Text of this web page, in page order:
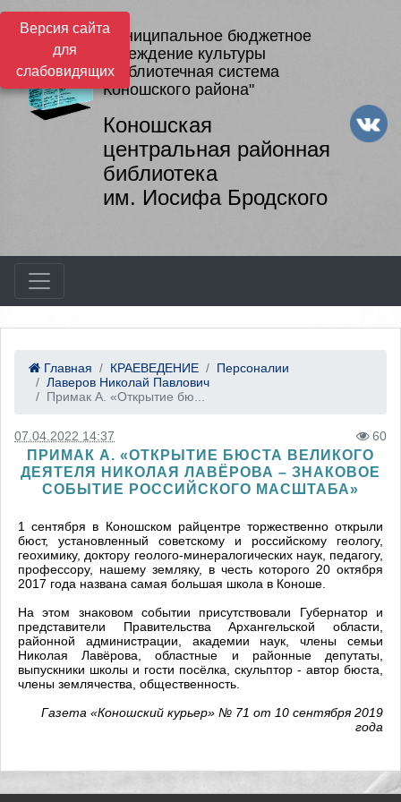
Версия сайта
для
слабовидящих
Муниципальное бюджетное
учреждение культуры
"Библиотечная система
Коношского района"
Коношская
центральная районная
библиотека
им. Иосифа Бродского
Главная КРАЕВЕДЕНИЕ
Персоналии
Лаверов Николай Павлович
Примак А. «Открытие бю...
07.04.2022 14:37 60
ПРИМАК А. «ОТКРЫТИЕ БЮСТА ВЕЛИКОГО
ДЕЯТЕЛЯ НИКОЛАЯ ЛАВЁРОВА – ЗНАКОВОЕ
СОБЫТИЕ РОССИЙСКОГО МАСШТАБА»
1 сентября в Коношском райцентре торжественно открыли
бюст, установленный советскому и российскому геологу,
геохимику, доктору геолого-минералогических наук, педагогу,
профессору, нашему земляку, в честь которого 20 октября
2017 года названа самая большая школа в Коноше.
На этом знаковом событии присутствовали Губернатор и
представители Правительства Архангельской области,
районной администрации, академии наук, члены семьи
Николая Лавёрова, областные и районные депутаты,
выпускники школы и гости посёлка, скульптор - автор бюста,
члены землячества, общественность.
Газета «Коношский курьер» № 71 от 10 сентября 2019
года